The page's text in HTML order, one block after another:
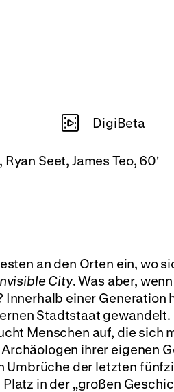
DigiBeta
Ryan Seet, James Teo, 60'
an den Orten ein, wo
City. Was aber,
Innerhalb einer Generation
Stadtstaat gewandelt.
Menschen auf, die
ihrer eigenen
der letzten
in der „großen